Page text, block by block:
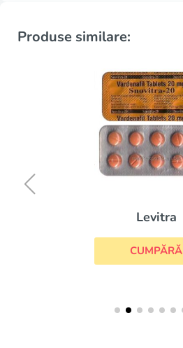
Produse similare:
Levitra
CUMPĂRĂ